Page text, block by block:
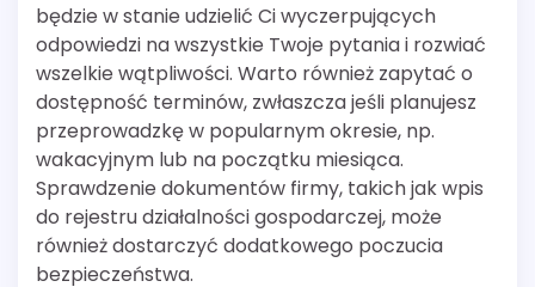
będzie w stanie udzielić Ci wyczerpujących
odpowiedzi na wszystkie Twoje pytania i rozwiać
wszelkie wątpliwości. Warto również zapytać o
dostępność terminów, zwłaszcza jeśli planujesz
przeprowadzkę w popularnym okresie, np.
wakacyjnym lub na początku miesiąca.
Sprawdzenie dokumentów firmy, takich jak wpis
do rejestru działalności gospodarczej, może
również dostarczyć dodatkowego poczucia
bezpieczeństwa.